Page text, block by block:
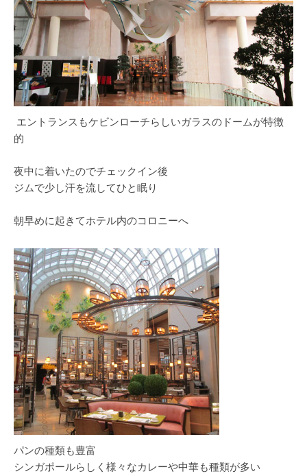
エントランスもケビンローチらしいガラスのドームが特徴
的
夜中に着いたのでチェックイン後
ジムで少し汗を流してひと眠り
朝早めに起きてホテル内のコロニーへ
パンの種類も豊富
シンガポールらしく様々なカレーや中華も種類が多い